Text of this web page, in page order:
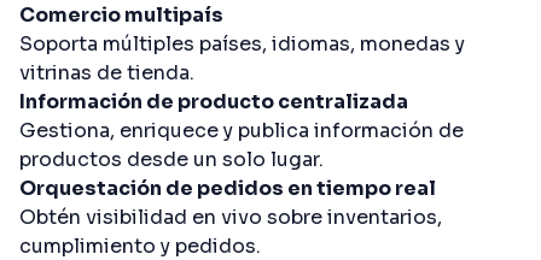
Comercio multipaís
Soporta múltiples países, idiomas, monedas y
vitrinas de tienda.
Información de producto centralizada
Gestiona, enriquece y publica información de
productos desde un solo lugar.
Orquestación de pedidos en tiempo real
Obtén visibilidad en vivo sobre inventarios,
cumplimiento y pedidos.